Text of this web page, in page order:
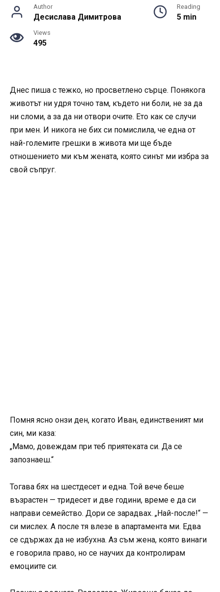
Author
Десислава Димитрова
Reading
5 min
Views
495
Днес пиша с тежко, но просветлено сърце. Понякога
животът ни удря точно там, където ни боли, не за да
ни сломи, а за да ни отвори очите. Ето как се случи
при мен. И никога не бих си помислила, че една от
най-големите грешки в живота ми ще бъде
отношението ми към жената, която синът ми избра за
свой съпруг.
Помня ясно онзи ден, когато Иван, единственият ми
син, ми каза:
„Мамо, довеждам при теб приятеката си. Да се
запознаеш.“
Тогава бях на шестдесет и една. Той вече беше
възрастен — тридесет и две години, време е да си
направи семейство. Дори се зарадвах. „Най-после!“ —
си мислех. А после тя влезе в апартамента ми. Едва
се сдържах да не избухна. Аз съм жена, която винаги
е говорила право, но се научих да контролирам
емоциите си.